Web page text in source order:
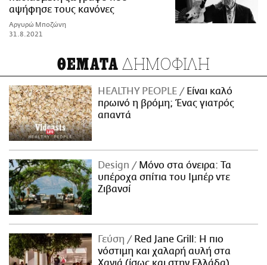
αψήφησε τους κανόνες
Αργυρώ Μποζώνη
31.8.2021
ΘΕΜΑΤΑ ΔΗΜΟΦΙΛΗ
HEALTHY PEOPLE
Είναι καλό
πρωινό η βρόμη; Ένας γιατρός
απαντά
Design
Μόνο στα όνειρα: Τα
υπέροχα σπίτια του Ιμπέρ ντε
Ζιβανσί
Γεύση
Red Jane Grill: Η πιο
νόστιμη και χαλαρή αυλή στα